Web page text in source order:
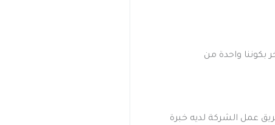
بكوننا واحدة من
عمل الشركة لديه خبرة